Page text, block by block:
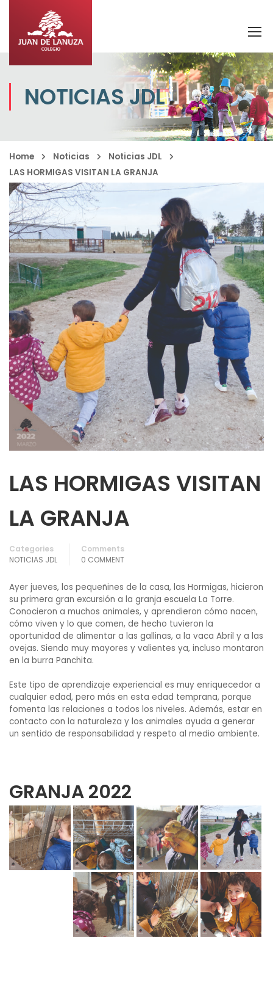
NOTICIAS JDL
Home Noticias
Noticias JDL
LAS HORMIGAS VISITAN LA GRANJA
LAS HORMIGAS VISITAN
LA GRANJA
Categories
NOTICIAS JDL
Comments
0 COMMENT
Ayer jueves, los pequeñines de la casa, las Hormigas, hicieron
su primera gran excursión a la granja escuela La Torre.
Conocieron a muchos animales, y aprendieron cómo nacen,
cómo viven y lo que comen, de hecho tuvieron la
oportunidad de alimentar a las gallinas, a la vaca Abril y a las
ovejas. Siendo muy mayores y valientes ya, incluso montaron
en la burra Panchita.
Este tipo de aprendizaje experiencial es muy enriquecedor a
cualquier edad, pero más en esta edad temprana, porque
fomenta las relaciones a todos los niveles. Además, estar en
contacto con la naturaleza y los animales ayuda a generar
un sentido de responsabilidad y respeto al medio ambiente.
GRANJA 2022